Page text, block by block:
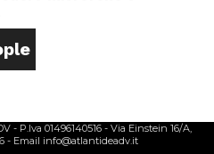
- P.Iva 01496140516 - Via Einstein 16/A,
- Email info@atlantideadv.it